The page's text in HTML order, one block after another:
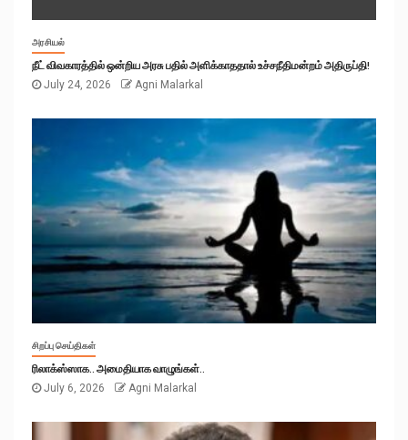
அரசியல்
நீட் விவகாரத்தில் ஒன்றிய அரசு பதில் அளிக்காததால் உச்சநீதிமன்றம் அதிருப்தி!
July 24, 2026
Agni Malarkal
சிறப்பு செய்திகள்
ரிலாக்ஸ்ஸாக.. அமைதியாக வாழுங்கள்..
July 6, 2026
Agni Malarkal